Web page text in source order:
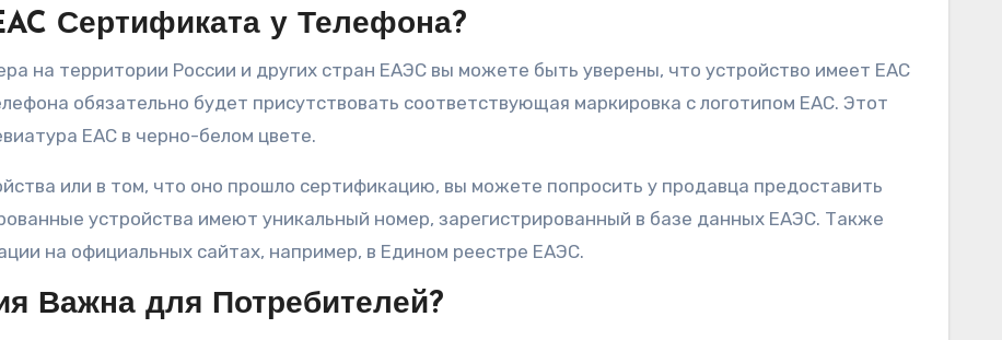
Сертификата у Телефона?
на территории России и других стран ЕАЭС вы можете быть уверены, что устройство имеет EAC
обязательно будет присутствовать соответствующая маркировка с логотипом EAC. Этот
EAC в черно-белом цвете.
или в том, что оно прошло сертификацию, вы можете попросить у продавца предоставить
устройства имеют уникальный номер, зарегистрированный в базе данных ЕАЭС. Также
на официальных сайтах, например, в Едином реестре ЕАЭС.
Важна для Потребителей?